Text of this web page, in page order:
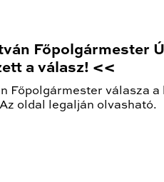
Főpolgármester
a válasz! <<
Főpolgármester válasza a
oldal legalján olvasható.